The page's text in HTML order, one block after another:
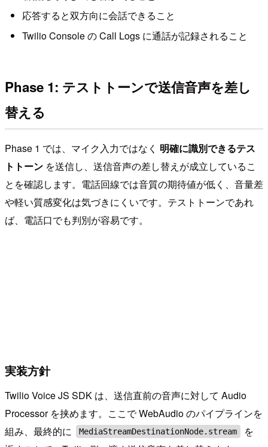
応答すると双方向に会話できること
Twilio Console の Call Logs に通話が記録されること
Phase 1: テストトーンで送信音声を差し
替える
Phase 1 では、マイク入力ではなく 明確に識別できるテス
トトーン を送信し、送信音声の差し替えが成立しているこ
とを確認します。電話回線では音質の期待値が低く、音量差
や軽い質感変化は気づきにくいです。テストトーンであれ
ば、電話口でも判別が容易です。
実装方針
Twilio Voice JS SDK は、送信直前の音声に対して Audio
Processor を挟めます。ここで WebAudio のパイプラインを
組み、最終的に
MediaStreamDestinationNode.stream
を